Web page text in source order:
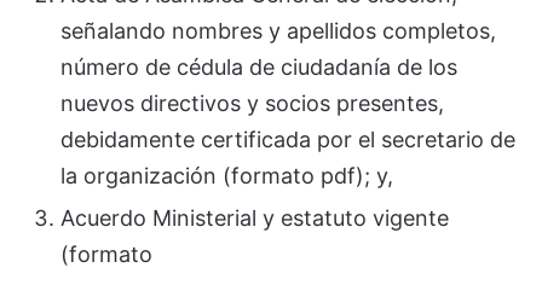
señalando nombres y apellidos completos,
número de cédula de ciudadanía de los
nuevos directivos y socios presentes,
debidamente certificada por el secretario de
la organización (formato pdf); y,
Acuerdo Ministerial y estatuto vigente
(formato